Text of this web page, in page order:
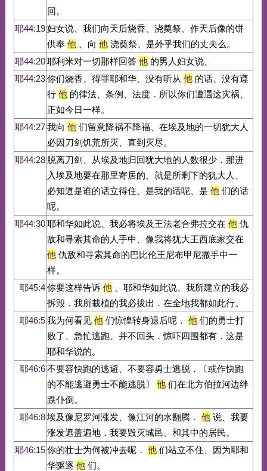
回。
耶44:19妇女说、我们向天后烧香、浇奠祭、作天后像的饼
供奉 他、向 他浇奠祭、是外乎我们的丈夫么。
耶44:20耶利米对一切那样回答 他的男人妇女说、
耶44:23你们烧香、得罪耶和华、没有听从 他的话、没有遵
行 他的律法、条例、法度．所以你们遭遇这灾祸、
正如今日一样。
耶44:27我向 他们留意降祸不降福、在埃及地的一切犹大人
必因刀剑饥荒所灭、直到灭尽。
耶44:28 脱离刀剑、从埃及地归回犹大地的人数很少．那进
入埃及地要在那里寄居的、就是所剩下的犹大人、
必知道是谁的话立得住、是我的话呢、是 他们的话
呢。
耶44:30耶和华如此说、我必将埃及王法老合弗拉交在 他仇
敌和寻索其命的人手中、像我将犹大王西底家交在
他仇敌和寻索其命的巴比伦王尼布甲尼撒手中一
样。
耶45:4你要这样告诉 他、耶和华如此说、我所建立的我必
拆毁．我所栽植的我必拔出．在全地我都如此行。
耶46:5我为何看见 他们惊惶转身退后呢． 他们的勇士打
败了、急忙逃跑、并不回头．惊吓四围都有．这是
耶和华说的。
耶46:6不要容快跑的逃避、不要容勇士逃脱．〔或作快跑
的不能逃避勇士不能逃脱〕
他们在北方伯拉河边绊
跌仆倒。
耶46:8埃及像尼罗河涨发、像江河的水翻腾． 他说、我要
涨发遮盖遍地．我要毁灭城邑、和其中的居民。
耶46:15你的壮士为何被冲去呢． 他们站立不住、因为耶和
华驱逐 他们。